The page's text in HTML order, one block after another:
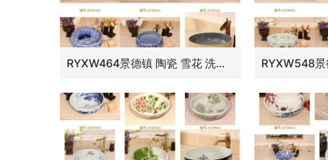
RYXW464景德镇 陶瓷 雪花 洗脸盆 家居工艺摆设